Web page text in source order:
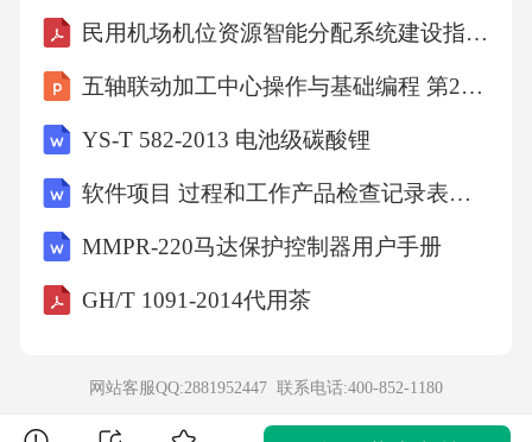
【答案】：C
【解析】本题考查管理学的基本原理。控制就
行，发现偏差分析原因，进行纠正，以确保组
织目标的实现。A项正确，人员控制是组织评定
企业的雇员在资历和能力上适应其工作职责的
在管理中降低时间成本、优化时间安排的工作
方法。C项错误，空间控制不是管理工作中控制
民用机场机位资源智能分配系统建设指南（TCCAATB 0025-2022）
五轴联动加工中心操作与基础编程 第2版 课件 项目四VERICUT五轴加工仿真技术认知
YS-T 582-2013 电池级碳酸锂
软件项目 过程和工作产品检查记录表全套
MMPR-220马达保护控制器用户手册
GH/T 1091-2014代用茶
网站客服QQ:2881952447 联系电话:400-852-1180